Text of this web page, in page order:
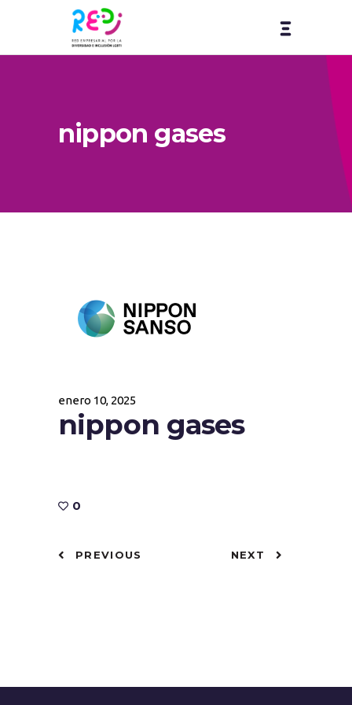
nippon gases
enero 10, 2025
nippon gases
0
PREVIOUS NEXT